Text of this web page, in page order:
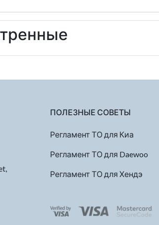
ПОЛЕЗНЫЕ СОВЕТЫ
Регламент ТО для Киа
Регламент ТО для Daewoo
Регламент ТО для Хендэ